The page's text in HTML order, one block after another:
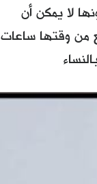
لا يمكن أن
من وقتها ساعات